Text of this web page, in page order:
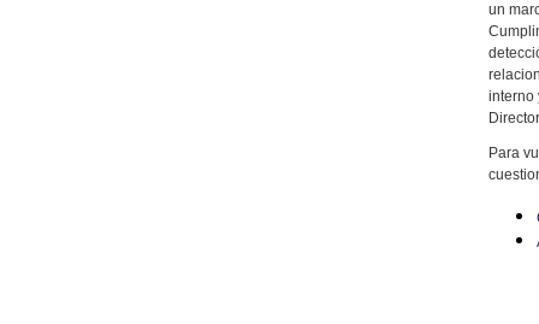
un
interno
Para